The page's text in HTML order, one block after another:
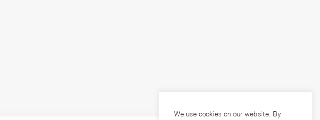
We use cookies on our website. By